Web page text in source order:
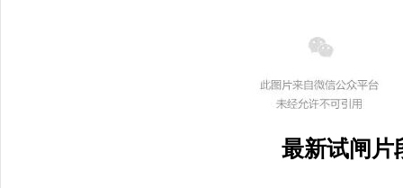
最新试闸片